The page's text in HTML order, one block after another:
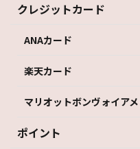
クレジットカード
ANAカード
楽天カード
マリオットボンヴォイア
ポイント